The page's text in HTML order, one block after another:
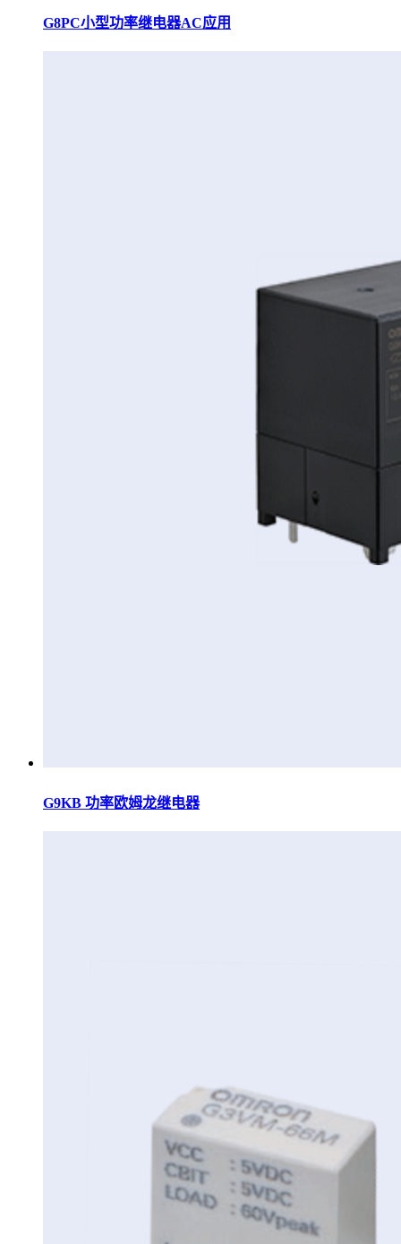
G8PC小型功率继电器AC应用
G9KB 功率欧姆龙继电器